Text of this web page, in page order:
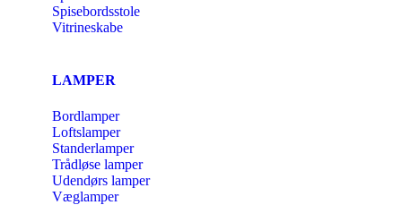
Spisebordsstole
Vitrineskabe
LAMPER
Bordlamper
Loftslamper
Standerlamper
Trådløse lamper
Udendørs lamper
Væglamper